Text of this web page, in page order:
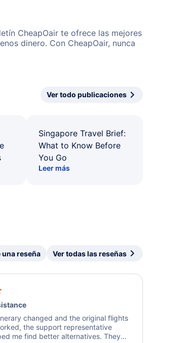
CheapOair te ofrece las mejores
dinero. Con CheapOair, nunca
Ver todo publicaciones
Singapore Travel Brief:
What to Know Before
You Go
Leer más
una reseña Ver todas las reseñas
changed and the original flights
the support representative
me find better alternatives. They